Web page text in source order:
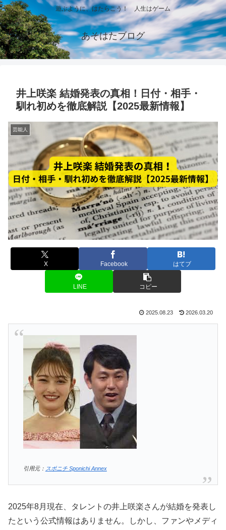
遊ぶように、はたらこう！ 人生はゲーム
あそはたブログ
井上咲楽 結婚発表の真相！日付・相手・
馴れ初めを徹底解説【2025最新情報】
芸能人
X Facebook はてブ
LINE コピー
2025.08.23 2026.03.20
引用元： スポニチ Sponichi Annex
2025年8月現在、タレントの井上咲楽さんが結婚を発表し
たという公式情報はありません。しかし、ファンやメディ